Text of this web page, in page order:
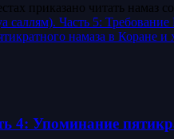
читать намаз со
Часть 5:
намаза в Коране и
4: Упоминание